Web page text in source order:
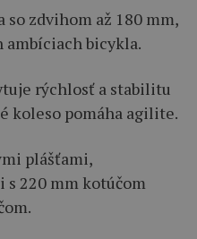
so zdvihom až 180 mm,
ambíciach bicykla.
rýchlosť a stabilitu
koleso pomáha agilite.
plášťami,
220 mm kotúčom